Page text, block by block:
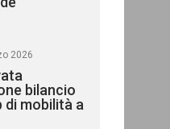
2026
bilancio
di mobilità a